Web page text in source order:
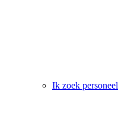
Ik zoek personeel